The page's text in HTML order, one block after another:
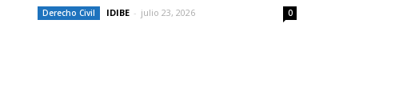
Derecho Civil IDIBE - julio 23, 2026 0